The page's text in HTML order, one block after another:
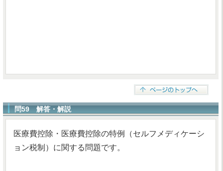
問59 解答・解説
医療費控除・医療費控除の特例（セルフメディケーシ
ョン税制）に関する問題です。